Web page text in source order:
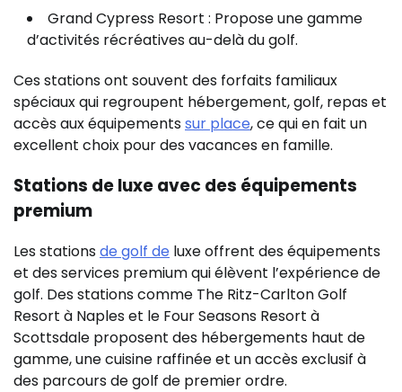
Grand Cypress Resort : Propose une gamme
d’activités récréatives au-delà du golf.
Ces stations ont souvent des forfaits familiaux
spéciaux qui regroupent hébergement, golf, repas et
accès aux équipementssur place, ce qui en fait un
excellent choix pour des vacances en famille.
Stations de luxe avec des équipements
premium
Les stationsde golf de luxe offrent des équipements
et des services premium qui élèvent l’expérience de
golf. Des stations comme The Ritz-Carlton Golf
Resort à Naples et le Four Seasons Resort à
Scottsdale proposent des hébergements haut de
gamme, une cuisine raffinée et un accès exclusif à
des parcours de golf de premier ordre.